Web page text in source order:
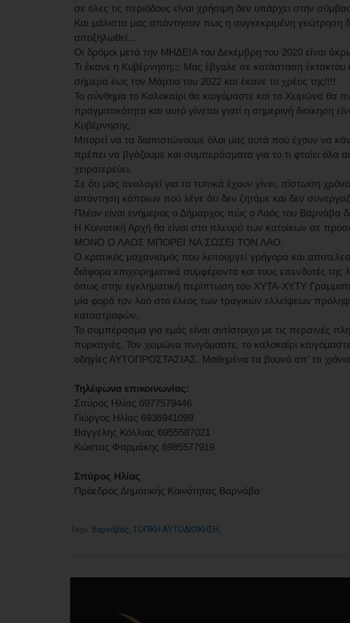
σε όλες τις περιόδους είναι χρήσιμη δεν υπάρχει στην
Και μάλιστα μας απάντησαν πως η συγκεκριμένη γεώτρηση
αποξηλωθεί...
Οι δρόμοι μετά την ΜΗΔΕΙΑ του Δεκέμβρη του 2020 είναι
Τι έκανε η Κυβέρνηση;;; Μας έβγαλε σε κατάσταση
σήμερα έως τον Μάρτιο του 2022 και έκανε το χρέος της!!!!
Το σύνθημα το Καλοκαίρι θα καιγόμαστε και το Χειμώνα θα
πραγματικότητα και αυτό γίνεται γιατί η σημερινή διοίκηση
Κυβέρνησης.
Μπορεί να τα διαπιστώνουμε όλοι μας αυτά πού έχουν να
πρέπει να βγάζουμε και συμπεράσματα για το τι φταίει όλα
χειροτερεύει.
Σε ότι μας αναλογεί για τα τυπικά έχουν γίνει, πίστωση
απάντηση κάποιων πού λένε ότι δεν ζητάμε και δεν
Πλέον είναι ενήμερος ο Δήμαρχος πώς ο Λαός του Βαρνάβα
Η Κοινοτική Αρχή θα είναι στο πλευρό των κατοίκων σε
ΜΟΝΟ Ο ΛΑΟΣ ΜΠΟΡΕΙ ΝΑ ΣΩΣΕΙ ΤΟΝ ΛΑΟ.
Ο κρατικός μαχανισμός που λειτουργεί γρήγορα και
διάφορα επιχειρηματικά συμφέροντα και τους επενδυτές
όπως στην εγκληματική περίπτωση του ΧΥΤΑ-ΧΥΤΥ
μία φορά τον λαό στο έλεος των τραγικών ελλείψεων
καταστροφών.
Το συμπέρασμα για εμάς είναι αντίστοιχο με τις περσινές
πυρκαγιές. Τον χειμώνα πνιγόμαστε, το καλοκαίρι
οδηγίες ΑΥΤΟΠΡΟΣΤΑΣΙΑΣ. Μαθημένα τα βουνά απ’ τα
Τηλέφωνα επικοινωνίας:
Σπύρος Ηλίας 6977579446
Γιώργος Ηλίας 6936941099
Βαγγέλης Κόλλιας 6955587021
Κώστας Φαρμάκης 6985577919
Σπύρος Ηλίας
Πρόεδρος Δημοτικής Κοινότητας Βαρνάβα
Tags: Βαρνάβας, ΤΟΠΙΚΗ ΑΥΤΟΔΙΟΙΚΗΣΗ,